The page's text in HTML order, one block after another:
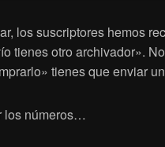
los suscriptores hemos
tienes otro archivador».
tienes que enviar
los números…